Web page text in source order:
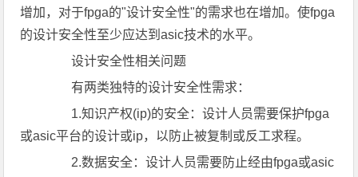
增加，对于fpga的"设计安全性"的需求也在增加。使fpga
的设计安全性至少应达到asic技术的水平。
设计安全性相关问题
有两类独特的设计安全性需求：
1.知识产权(ip)的安全：设计人员需要保护fpga
或asic平台的设计或ip，以防止被复制或反工求程。
2.数据安全：设计人员需要防止经由fpga或asic